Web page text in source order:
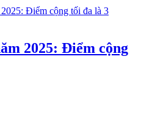
2025: Điểm cộng